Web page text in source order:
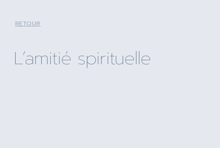
RETOUR
L’amitié spirituelle